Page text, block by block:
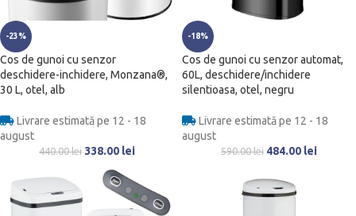
-23%
Cos de gunoi cu senzor
deschidere-inchidere, Monzana®,
30 L, otel, alb
Livrare estimată pe 12 - 18
august
440.00lei 338.00 lei
-18%
Cos de gunoi cu senzor automat,
60L, deschidere/inchidere
silentioasa, otel, negru
Livrare estimată pe 12 - 18
august
590.00lei 484.00 lei